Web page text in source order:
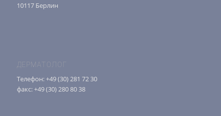
10117 Берлин
ДЕРМАТОЛОГ
Телефон: +49 (30) 281 72 30
факс: +49 (30) 280 80 38